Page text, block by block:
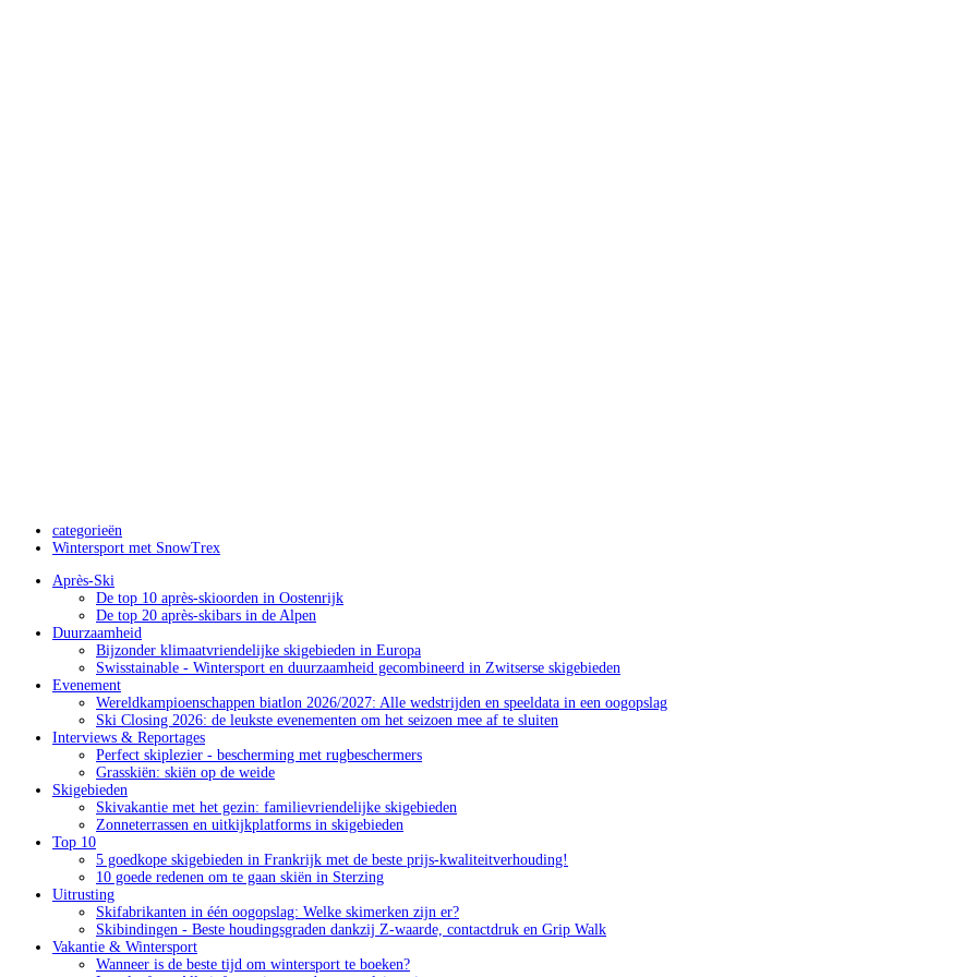
categorieën
Wintersport met SnowTrex
Après-Ski
De top 10 après-skioorden in Oostenrijk
De top 20 après-skibars in de Alpen
Duurzaamheid
Bijzonder klimaatvriendelijke skigebieden in Europa
Swisstainable - Wintersport en duurzaamheid gecombineerd in Zwitserse skigebieden
Evenement
Wereldkampioenschappen biatlon 2026/2027: Alle wedstrijden en speeldata in een oogopslag
Ski Closing 2026: de leukste evenementen om het seizoen mee af te sluiten
Interviews & Reportages
Perfect skiplezier - bescherming met rugbeschermers
Grasskiën: skiën op de weide
Skigebieden
Skivakantie met het gezin: familievriendelijke skigebieden
Zonneterrassen en uitkijkplatforms in skigebieden
Top 10
5 goedkope skigebieden in Frankrijk met de beste prijs-kwaliteitverhouding!
10 goede redenen om te gaan skiën in Sterzing
Uitrusting
Skifabrikanten in één oogopslag: Welke skimerken zijn er?
Skibindingen - Beste houdingsgraden dankzij Z-waarde, contactdruk en Grip Walk
Vakantie & Wintersport
Wanneer is de beste tijd om wintersport te boeken?